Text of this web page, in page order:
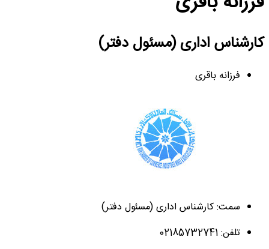
کارشناس اداری (مسئول دفتر)
فرزانه باقری
سمت: کارشناس اداری (مسئول دفتر)
تلفن: 02185732741